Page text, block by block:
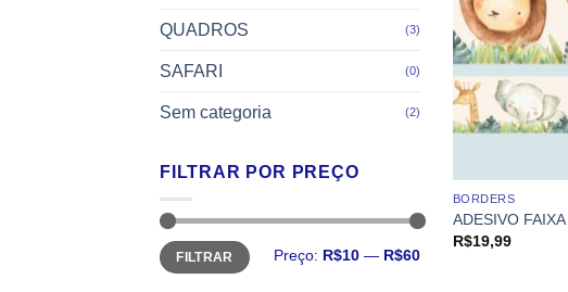
QUADROS (3)
SAFARI (0)
Sem categoria (2)
FILTRAR POR PREÇO
Preço
mínimo
Preço
máximo
FILTRAR Preço: R$10 — R$60
BORDERS
ADESIVO
R$19,99